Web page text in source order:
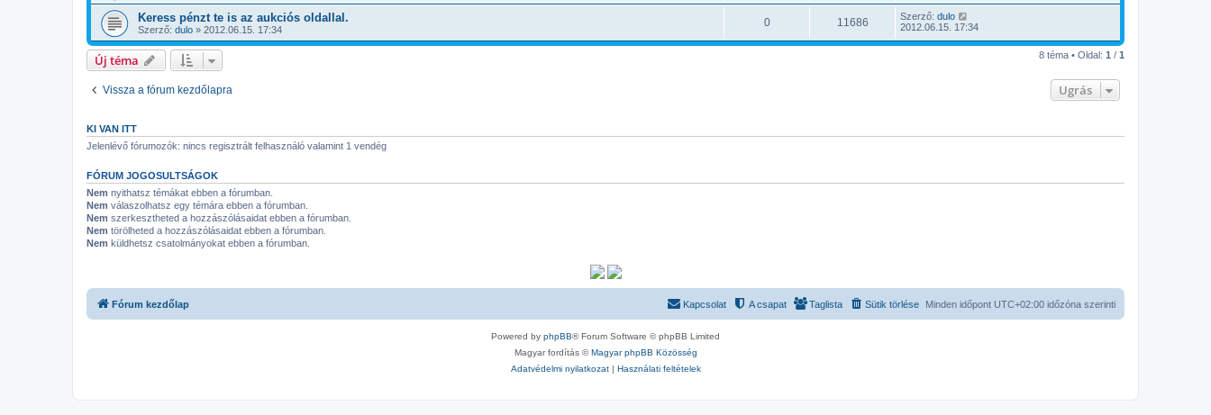
Keress pénzt te is az aukciós oldallal.
Szerző: dulo » 2012.06.15. 17:34
0 11686 Szerző: dulo
2012.06.15. 17:34
Új téma 8 téma • Oldal: 1 / 1
Vissza a fórum kezdőlapra Ugrás
KI VAN ITT
Jelenlévő fórumozók: nincs regisztrált felhasználó valamint 1 vendég
FÓRUM JOGOSULTSÁGOK
Nem nyithatsz témákat ebben a fórumban.
Nem válaszolhatsz egy témára ebben a fórumban.
Nem szerkesztheted a hozzászólásaidat ebben a fórumban.
Nem törölheted a hozzászólásaidat ebben a fórumban.
Nem küldhetsz csatolmányokat ebben a fórumban.
Fórum kezdőlap Minden időpont UTC+02:00 időzóna szerinti
Sütik törlése
Taglista
A csapat
Kapcsolat
Powered by phpBB® Forum Software © phpBB Limited
Magyar fordítás ©Magyar phpBB Közösség
Adatvédelmi nyilatkozat| Használati feltételek